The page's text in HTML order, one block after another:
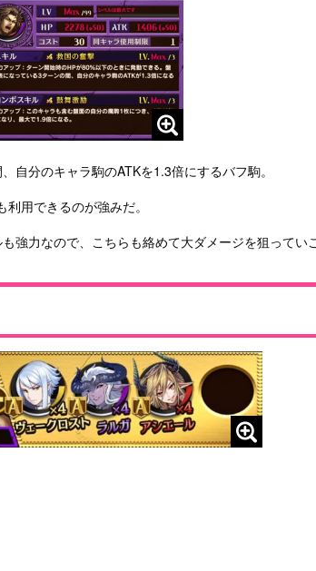
自分のキャラ駒のATKを1.3倍にするバフ駒。
用できるのが強みだ。
強力なので、こちらも絡めて大ダメージを狙ってい